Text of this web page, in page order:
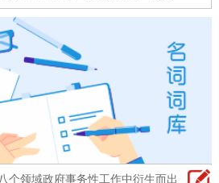
FRANÇAIS РУССКИЙ ЯЗЫК
العربية PORTUGUÊS
领域政府事务性工作中衍生而出的名